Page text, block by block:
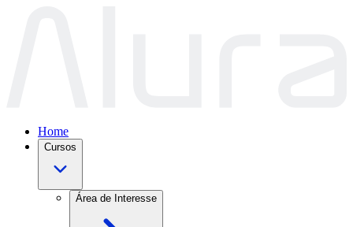
Home
Cursos
Área de Interesse